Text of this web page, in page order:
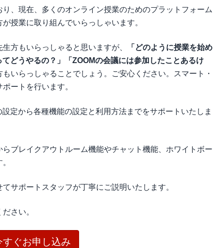
、現在、多くのオンライン授業のためのプラットフォーム
授業に取り組んでいらっしゃいます。
方もいらっしゃると思いますが、
「どのように授業を始め
どうやるの？」「ZOOMの会議には参加したことあるけ
もいらっしゃることでしょう。ご安心ください。スマート・
ートを行います。
定から各種機能の設定と利用方法までをサポートいたしま
ブレイクアウトルーム機能やチャット機能、ホワイトボー
サポートスタッフが丁寧にご説明いたします。
さい。
すぐお申し込み